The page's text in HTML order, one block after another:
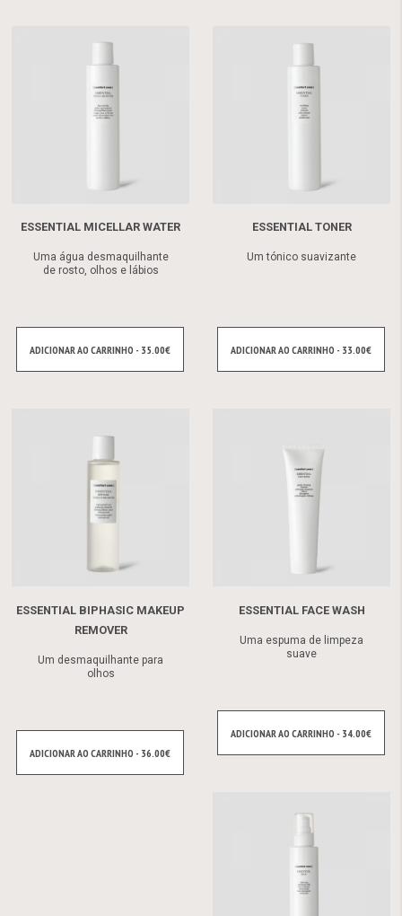
ESSENTIAL MICELLAR WATER
Uma água desmaquilhante
de rosto, olhos e lábios
ADICIONAR AO CARRINHO - 35.00€
ESSENTIAL TONER
Um tónico suavizante
ADICIONAR AO CARRINHO - 33.00€
ESSENTIAL BIPHASIC MAKEUP
REMOVER
Um desmaquilhante para
olhos
ADICIONAR AO CARRINHO - 36.00€
ESSENTIAL FACE WASH
Uma espuma de limpeza
suave
ADICIONAR AO CARRINHO - 34.00€